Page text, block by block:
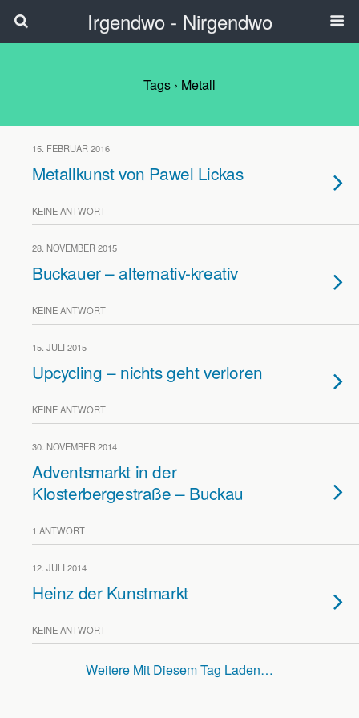
Irgendwo - Nirgendwo
Tags › Metall
15. FEBRUAR 2016
Metallkunst von Pawel Lickas
KEINE ANTWORT
28. NOVEMBER 2015
Buckauer – alternativ-kreativ
KEINE ANTWORT
15. JULI 2015
Upcycling – nichts geht verloren
KEINE ANTWORT
30. NOVEMBER 2014
Adventsmarkt in der
Klosterbergestraße – Buckau
1 ANTWORT
12. JULI 2014
Heinz der Kunstmarkt
KEINE ANTWORT
Weitere Mit Diesem Tag Laden…